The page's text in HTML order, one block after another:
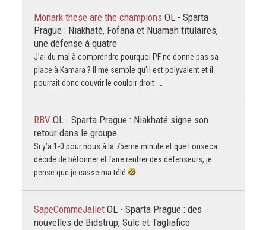
Monark these are the champions OL - Sparta
Prague : Niakhaté, Fofana et Nuamah titulaires,
une défense à quatre
J’ai du mal à comprendre pourquoi PF ne donne pas sa
place à Kamara ? Il me semble qu’il est polyvalent et il
pourrait donc couvrir le couloir droit .…
RBV OL - Sparta Prague : Niakhaté signe son
retour dans le groupe
Si y’a 1-0 pour nous à la 75eme minute et que Fonseca
décide de bétonner et faire rentrer des défenseurs, je
pense que je casse ma télé
SapeCommeJallet OL - Sparta Prague : des
nouvelles de Bidstrup, Sulc et Tagliafico